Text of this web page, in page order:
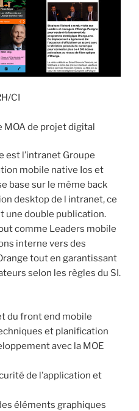
CI
MOA de projet digital
est l’intranet Groupe
mobile native Ios et
base sur le même back
desktop de l intranet, ce
une double publication.
comme Leaders mobile
interne vers des
tout en garantissant
selon les règles du SI.
du front end mobile
et planification
avec la MOE
de l’application et
éléments graphiques